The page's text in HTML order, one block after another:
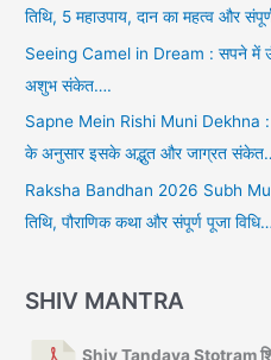
तिथि, 5 महाउपाय, दान का महत्व और
Seeing Camel in Dream : सपने में
अशुभ संकेत….
Sapne Mein Rishi Muni Dekhna :
के अनुसार इसके अद्भुत और जाग्रत
Raksha Bandhan 2026 Subh
तिथि, पौराणिक कथा और संपूर्ण पूजा
SHIV MANTRA
Shiv Tandava Stotram